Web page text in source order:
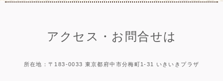
アクセス・お問合せは
所在地：〒183-0033 東京都府中市分梅町1-31 いきいきプラザ